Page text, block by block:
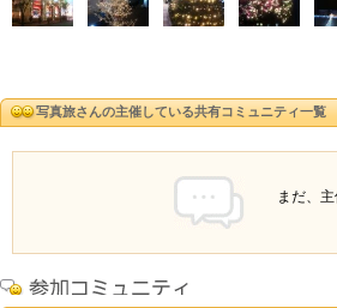
写真旅さんの主催している共有コミュニティ一覧
まだ、